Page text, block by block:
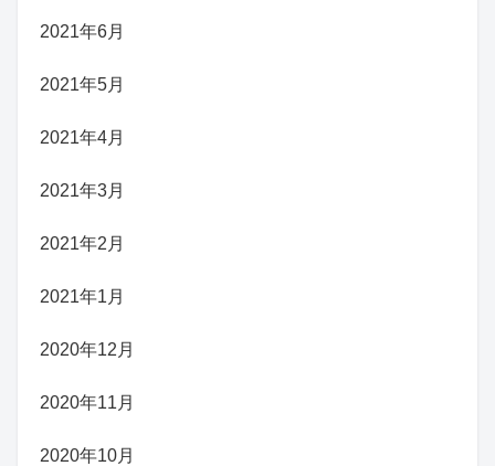
2021年6月
2021年5月
2021年4月
2021年3月
2021年2月
2021年1月
2020年12月
2020年11月
2020年10月